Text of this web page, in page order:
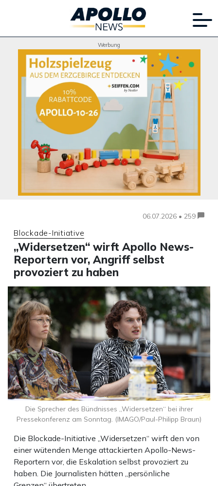
Werbung
06.07.2026 • 259
Blockade-Initiative
„Widersetzen“ wirft Apollo News-
Reportern vor, Angriff selbst
provoziert zu haben
Die Blockade-Initiative „Widersetzen“ wirft den von
einer wütenden Menge attackierten Apollo-News-
Reportern vor, die Eskalation selbst provoziert zu
haben. Die Journalisten hätten „persönliche
Die Sprecher des Bündnisses „Widersetzen“ bei ihrer
Pressekonferenz am Sonntag. (IMAGO/Paul-Philipp Braun)